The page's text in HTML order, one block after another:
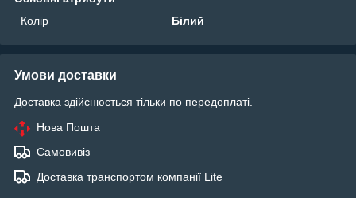
Колір
Білий
Умови доставки
Доставка здійснюється тільки по передоплаті.
Нова Пошта
Самовивіз
Доставка транспортом компанії Lite